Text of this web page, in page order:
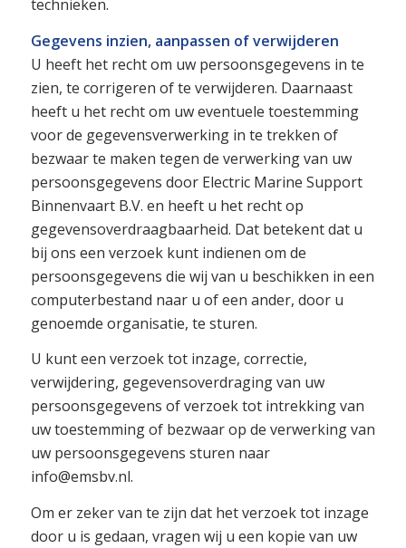
technieken.
Gegevens inzien, aanpassen of verwijderen
U heeft het recht om uw persoonsgegevens in te
zien, te corrigeren of te verwijderen. Daarnaast
heeft u het recht om uw eventuele toestemming
voor de gegevensverwerking in te trekken of
bezwaar te maken tegen de verwerking van uw
persoonsgegevens door Electric Marine Support
Binnenvaart B.V. en heeft u het recht op
gegevensoverdraagbaarheid. Dat betekent dat u
bij ons een verzoek kunt indienen om de
persoonsgegevens die wij van u beschikken in een
computerbestand naar u of een ander, door u
genoemde organisatie, te sturen.
U kunt een verzoek tot inzage, correctie,
verwijdering, gegevensoverdraging van uw
persoonsgegevens of verzoek tot intrekking van
uw toestemming of bezwaar op de verwerking van
uw persoonsgegevens sturen naar
info@emsbv.nl.
Om er zeker van te zijn dat het verzoek tot inzage
door u is gedaan, vragen wij u een kopie van uw